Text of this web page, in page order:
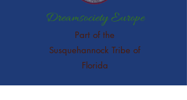
Dreamsociety Europe
Part of the
Susquehannock Tribe of
Florida